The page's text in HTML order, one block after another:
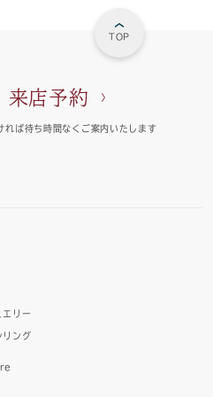
TOP
来店予約
れば待ち時間なくご案内いたします
エリー
リング